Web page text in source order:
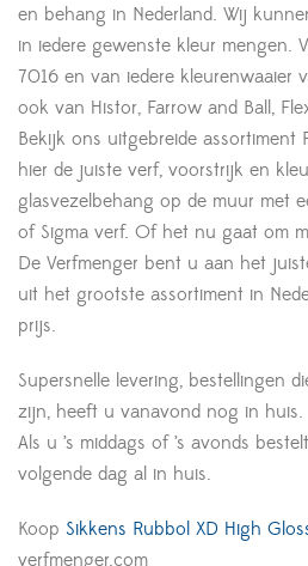
en behang in Nederland. Wij
in iedere gewenste kleur mengen.
7016 en van iedere kleurenwaaier
ook van Histor, Farrow and Ball,
Bekijk ons uitgebreide assortiment
hier de juiste verf, voorstrijk en
glasvezelbehang op de muur met
of Sigma verf. Of het nu gaat om
De Verfmenger bent u aan het
uit het grootste assortiment in
prijs.
Supersnelle levering, bestellingen
zijn, heeft u vanavond nog in huis.
Als u ’s middags of ’s avonds
volgende dag al in huis.
Koop Sikkens Rubbol XD High
verfmenger.com